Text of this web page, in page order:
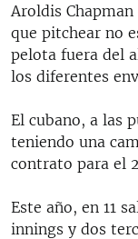
Aroldis
que pitchear no
pelota fuera del
los diferentes
El cubano, a las
teniendo una
contrato para el
Este año, en 11
innings y dos